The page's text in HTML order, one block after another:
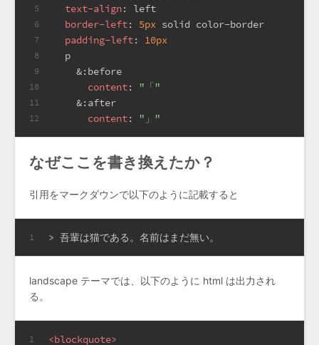
5
6
7
8
9
10
11
12
text-align: left
border-left: 5px solid color-border
padding-left: 10px
p
&:before
content: "「"
&:after
content: "」"
なぜここを書き換えたか？
引用をマークダウンで以下のように記載すると
1 > 吾輩は猫である。名前はまだ無い。
landscape テーマでは、以下のように html は出力され
る。
1
<blockquote>